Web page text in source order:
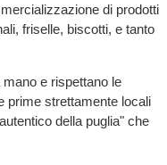
di prodotti
friselle, biscotti, e tanto
e rispettano le
prime strettamente locali
della puglia" che